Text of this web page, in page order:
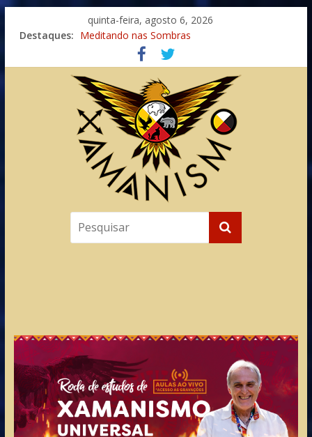
quinta-feira, agosto 6, 2026
Destaques: Imaginação na Cura
Meditando nas Sombras
Autosuficiência: A Jornada do Espírito Ancestral
Xamanismo Universal
Totens – Caminho Espiritual – Crescimento